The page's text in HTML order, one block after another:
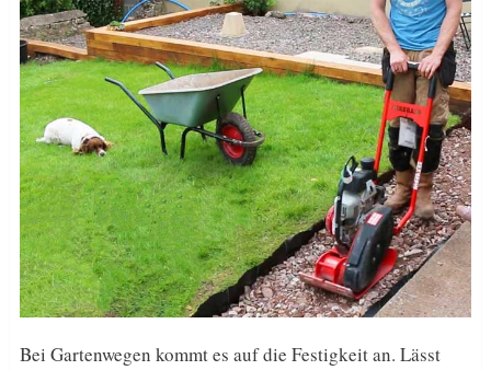
Bei Gartenwegen kommt es auf die Festigkeit an. Lässt